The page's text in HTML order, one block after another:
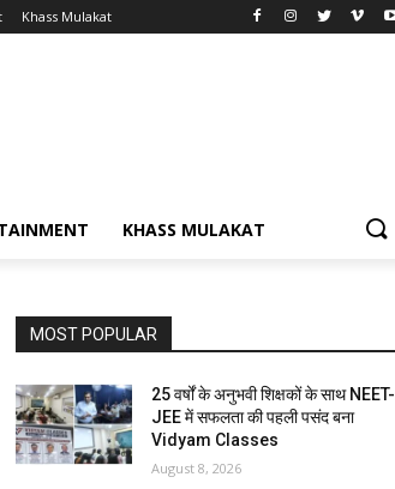
Khass Mulakat
KHASS MULAKAT
MOST POPULAR
25 वर्षों के अनुभवी शिक्षकों के साथ NEET-
JEE में सफलता की पहली पसंद बना
Vidyam Classes
August 8, 2026